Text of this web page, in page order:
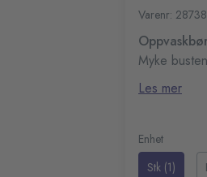
Varenr:
Myke
Les mer
Enhet
Stk (1)